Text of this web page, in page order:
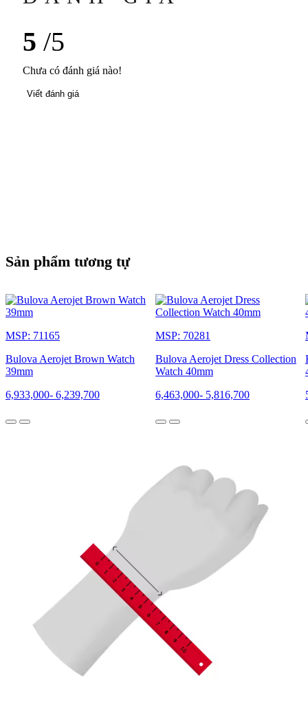
5 /5
Chưa có đánh giá nào!
Viết đánh giá
Sản phẩm tương tự
MSP: 71165
Bulova Aerojet Brown Watch
39mm
6,933,000- 6,239,700
MSP: 70281
Bulova Aerojet Dress Collection
Watch 40mm
6,463,000- 5,816,700